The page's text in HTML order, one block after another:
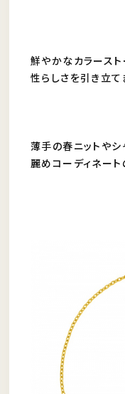
鮮やかなカラース
性らしさを引き立て
薄手の春ニットや
麗めコーディネー